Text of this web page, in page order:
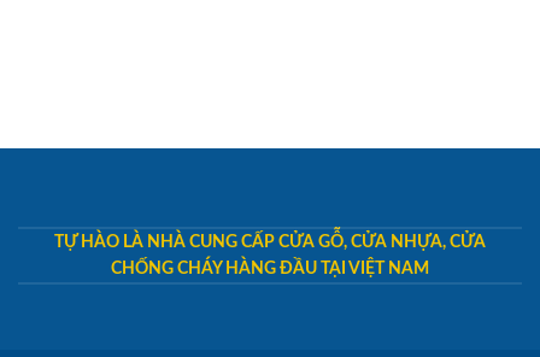
TỰ HÀO LÀ NHÀ CUNG CẤP CỬA GỖ, CỬA NHỰA, CỬA
CHỐNG CHÁY HÀNG ĐẦU TẠI VIỆT NAM